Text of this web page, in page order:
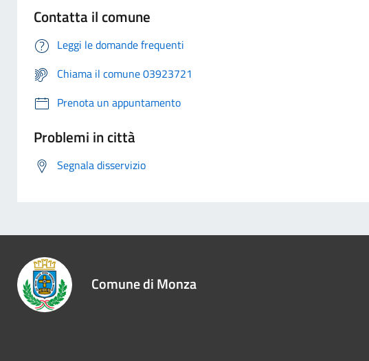
Contatta il comune
Leggi le domande frequenti
Chiama il comune 03923721
Prenota un appuntamento
Problemi in città
Segnala disservizio
Comune di Monza